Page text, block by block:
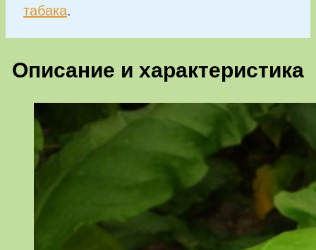
табака.
Описание и характеристика